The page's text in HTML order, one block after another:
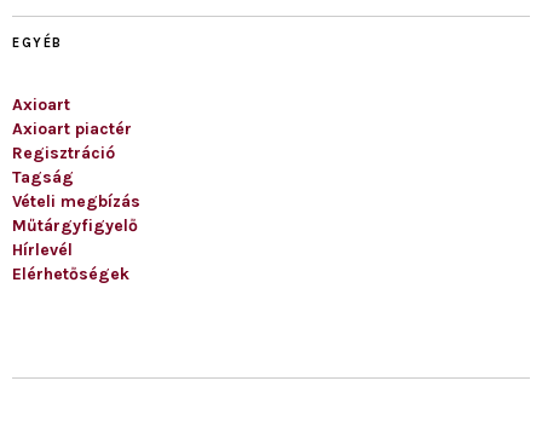
EGYÉB
Axioart
Axioart piactér
Regisztráció
Tagság
Vételi megbízás
Műtárgyfigyelő
Hírlevél
Elérhetőségek